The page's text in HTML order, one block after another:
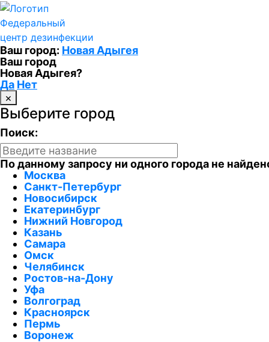
Федеральный
центр дезинфекции
Ваш город: Новая Адыгея
Ваш город
Новая Адыгея?
Да Нет
×
Выберите город
Поиск:
По данному запросу ни одного города не
Москва
Санкт-Петербург
Новосибирск
Екатеринбург
Нижний Новгород
Казань
Самара
Омск
Челябинск
Ростов-на-Дону
Уфа
Волгоград
Красноярск
Пермь
Воронеж